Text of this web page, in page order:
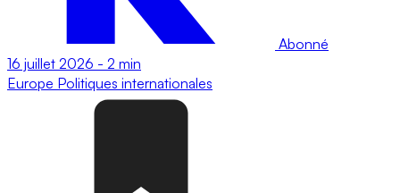
Abonné
16 juillet 2026 - 2 min
Europe Politiques internationales